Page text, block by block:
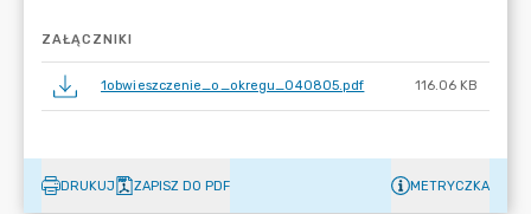
ZAŁĄCZNIKI
1obwieszczenie_o_okregu_040805.pdf 116.06 KB
DRUKUJ ZAPISZ DO PDF METRYCZKA